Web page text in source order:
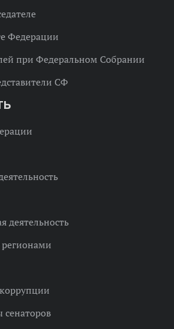
Федерации
при Федеральном Собрании
СФ
деятельность
регионами
сенаторов